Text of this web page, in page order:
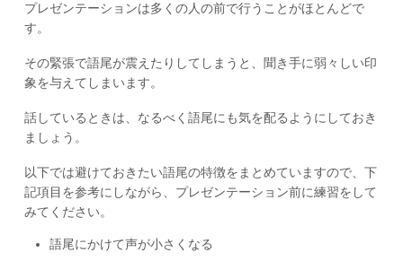
プレゼンテーションは多くの人の前で行うことがほとんどで
す。
その緊張で語尾が震えたりしてしまうと、聞き手に弱々しい印
象を与えてしまいます。
話しているときは、なるべく語尾にも気を配るようにしておき
ましょう。
以下では避けておきたい語尾の特徴をまとめていますので、下
記項目を参考にしながら、プレゼンテーション前に練習をして
みてください。
語尾にかけて声が小さくなる